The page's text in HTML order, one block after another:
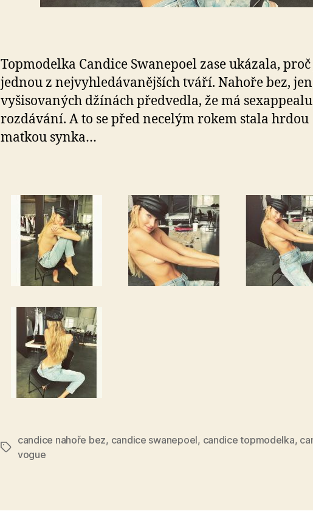
Topmodelka Candice Swanepoel zase ukázala, proč
jednou z nejvyhledávanějších tváří. Nahoře bez,
vyšisovaných džínách předvedla, že má
rozdávání. A to se před necelým rokem stala hrdou
matkou synka…
Štítky
candice nahoře bez, candice swanepoel, candice topmodelka,
vogue